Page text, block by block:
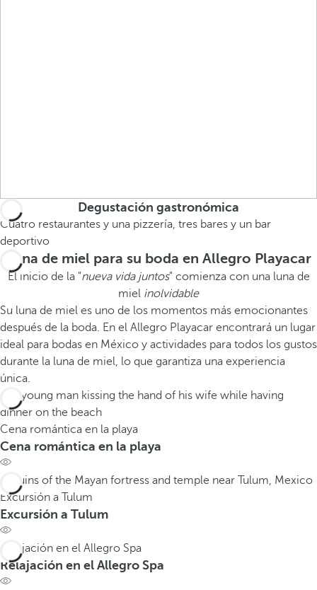
Degustación gastronómica
Cuatro restaurantes y una pizzería, tres bares y un bar
deportivo
Luna de miel para su boda en Allegro Playacar
El inicio de la "nueva vida juntos" comienza con una luna de
miel inolvidable
Su luna de miel es uno de los momentos más emocionantes
después de la boda. En el Allegro Playacar encontrará un lugar
ideal para bodas en México y actividades para todos los gustos
durante la luna de miel, lo que garantiza una experiencia
única.
Cena romántica en la playa
Cena romántica en la playa
Excursión a Tulum
Excursión a Tulum
Relajación en el Allegro Spa
Relajación en el Allegro Spa